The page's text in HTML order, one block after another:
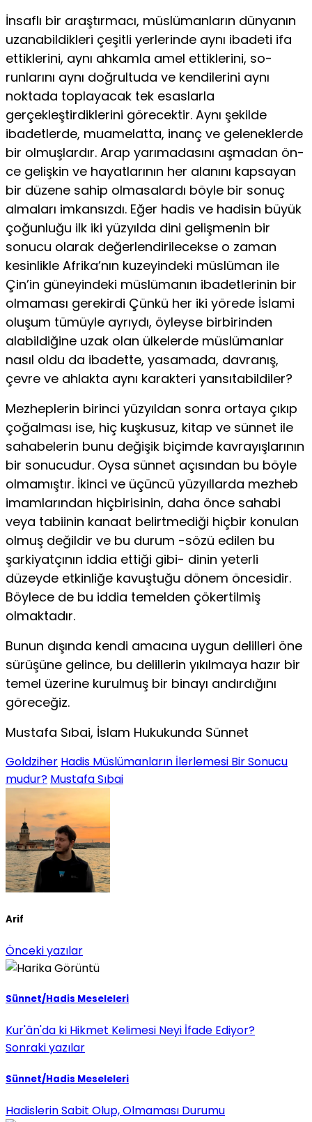
İnsaflı bir araştırmacı, müslümanların dünyanın
uzanabildikleri çeşitli yerlerinde aynı ibadeti ifa
ettiklerini, aynı ahkamla amel ettiklerini, so­
runlarını aynı doğrultuda ve kendilerini aynı
noktada toplayacak tek esas­larla
gerçekleştirdiklerini görecektir. Aynı şekilde
ibadetlerde, muamelat­ta, inanç ve geleneklerde
bir olmuşlardır. Arap yarımadasını aşmadan ön­
ce gelişkin ve hayatlarının her alanını kapsayan
bir düzene sahip olmasa­lardı böyle bir sonuç
almaları imkansızdı. Eğer hadis ve hadisin büyük
ço­ğunluğu ilk iki yüzyılda dini gelişmenin bir
sonucu olarak değerlendirile­cekse o zaman
kesinlikle Afrika’nın kuzeyindeki müslüman ile
Çin’in gü­neyindeki müslümanın ibadetlerinin bir
olmaması gerekirdi Çünkü her iki yörede İslami
oluşum tümüyle ayrıydı, öyleyse birbirinden
alabildiğine uzak olan ülkelerde müslümanlar
nasıl oldu da ibadette, yasamada, davra­nış,
çevre ve ahlakta aynı karakteri yansıtabildiler?
Mezheplerin birinci yüzyıldan sonra ortaya çıkıp
çoğalması ise, hiç kuş­kusuz, kitap ve sünnet ile
sahabelerin bunu değişik biçimde kavrayışları­nın
bir sonucudur. Oysa sünnet açısından bu böyle
olmamıştır. İkinci ve üçüncü yüzyıllarda mezheb
imamlarından hiçbirisinin, daha önce sahabi
veya tabiinin kanaat belirtmediği hiçbir konulan
olmuş değildir ve bu durum -sözü edilen bu
şarkiyatçının iddia ettiği gibi- dinin yeterli
düzeyde et­kinliğe kavuştuğu dönem öncesidir.
Böylece de bu iddia temelden çökertil­miş
olmaktadır.
Bunun dışında kendi amacına uygun delilleri öne
sürüşüne gelince, bu delillerin yıkılmaya hazır bir
temel üzerine kurulmuş bir binayı andırdığı­nı
göreceğiz.
Mustafa Sıbai, İslam Hukukunda Sünnet
Goldziher Hadis Müslümanların İlerlemesi Bir Sonucu
mudur? Mustafa Sıbai
Arif
Önceki yazılar
Sünnet/Hadis Meseleleri
Kur'ân'da ki Hikmet Kelimesi Neyi İfade Ediyor?
Sonraki yazılar
Sünnet/Hadis Meseleleri
Hadislerin Sabit Olup, Olmaması Durumu